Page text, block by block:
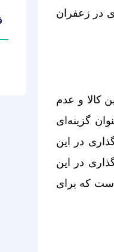
در زعفران
کالا و عدم
گزینه‌­ای
در این
در این
که برای